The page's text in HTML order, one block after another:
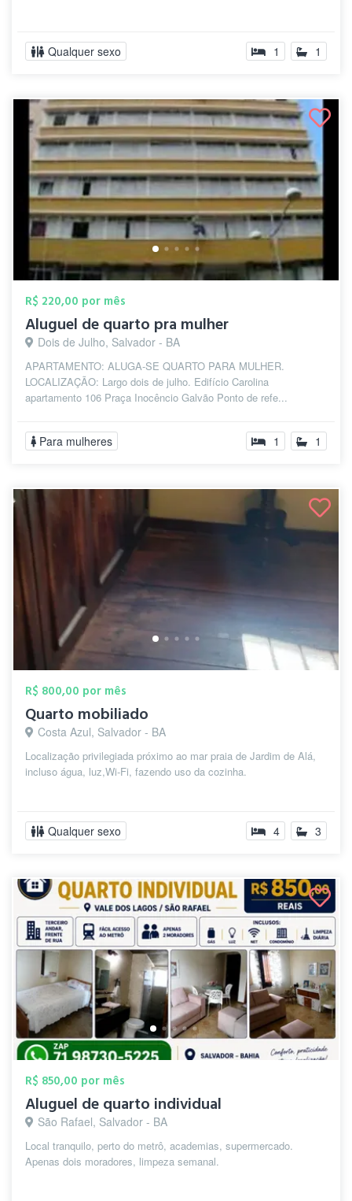
Qualquer sexo 1 1
R$ 220,00 por mês
Aluguel de quarto pra mulher
Dois de Julho, Salvador - BA
APARTAMENTO: ALUGA-SE QUARTO PARA MULHER.
LOCALIZAÇÃO: Largo dois de julho. Edifício Carolina
apartamento 106 Praça Inocêncio Galvão Ponto de refe...
Para mulheres 1 1
R$ 800,00 por mês
Quarto mobiliado
Costa Azul, Salvador - BA
Localização privilegiada próximo ao mar praia de Jardim de Alá,
incluso água, luz,Wi-Fi, fazendo uso da cozinha.
Qualquer sexo 4 3
R$ 850,00 por mês
Aluguel de quarto individual
São Rafael, Salvador - BA
Local tranquilo, perto do metrô, academias, supermercado.
Apenas dois moradores, limpeza semanal.